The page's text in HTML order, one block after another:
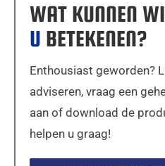
WAT KUNNEN
U BETEKENEN?
Enthousiast geworden?
adviseren, vraag een
aan of download de
helpen u graag!